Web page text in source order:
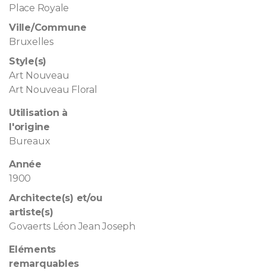
Place Royale
Ville/Commune
Bruxelles
Style(s)
Art Nouveau
Art Nouveau Floral
Utilisation à
l'origine
Bureaux
Année
1900
Architecte(s) et/ou
artiste(s)
Govaerts Léon Jean Joseph
Eléments
remarquables